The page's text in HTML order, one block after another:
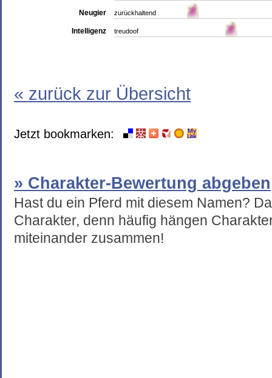
Neugier zurückhaltend
Intelligenz treudoof
« zurück zur Übersicht
Jetzt bookmarken:
» Charakter-Bewertung abgeben
Hast du ein Pferd mit diesem Namen?
Charakter, denn häufig hängen
miteinander zusammen!